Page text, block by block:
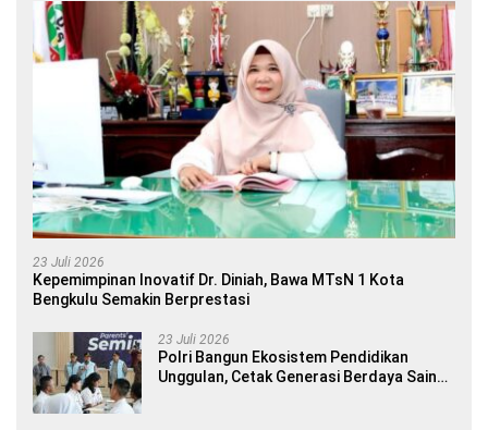
23 Juli 2026
Kepemimpinan Inovatif Dr. Diniah, Bawa MTsN 1 Kota
Bengkulu Semakin Berprestasi
23 Juli 2026
Polri Bangun Ekosistem Pendidikan
Unggulan, Cetak Generasi Berdaya Saing